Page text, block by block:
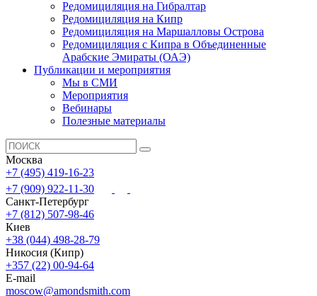
Редомициляция на Гибралтар
Редомициляция на Кипр
Редомициляция на Маршалловы Острова
Редомициляция с Кипра в Объединенные
Арабские Эмираты (ОАЭ)
Публикации и мероприятия
Мы в СМИ
Мероприятия
Вебинары
Полезные материалы
Москва
+7 (495) 419-16-23
+7 (909) 922-11-30
Санкт-Петербург
+7 (812) 507-98-46
Киев
+38 (044) 498-28-79
Никосия (Кипр)
+357 (22) 00-94-64
E-mail
moscow@amondsmith.com